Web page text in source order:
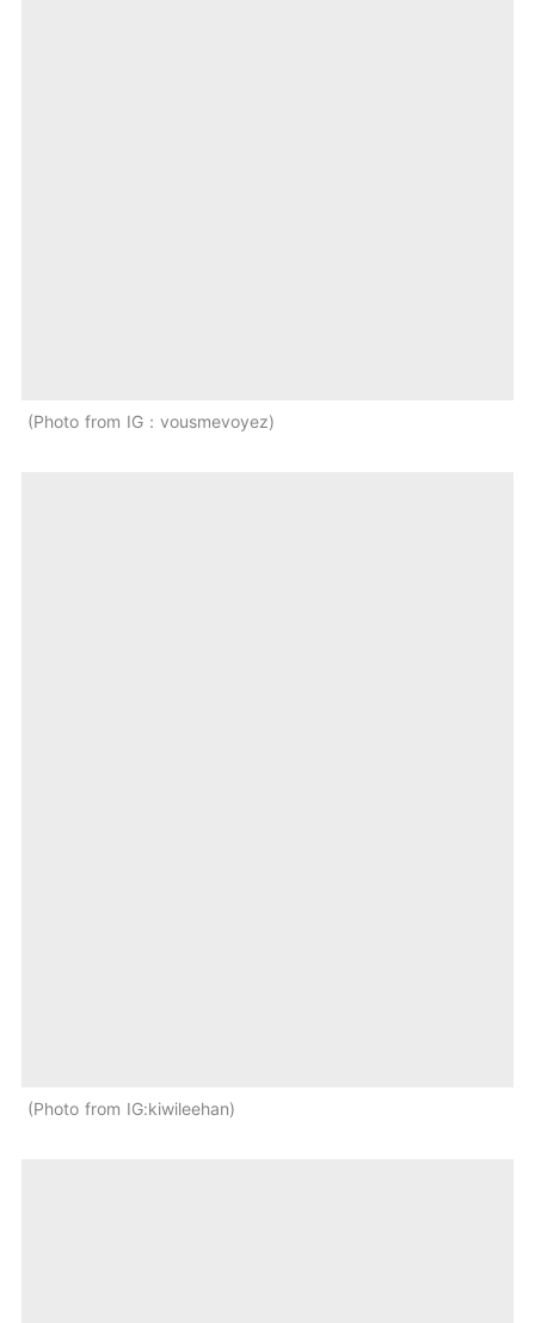
Photo from IG：vousmevoyez
Photo from IG:kiwileehan